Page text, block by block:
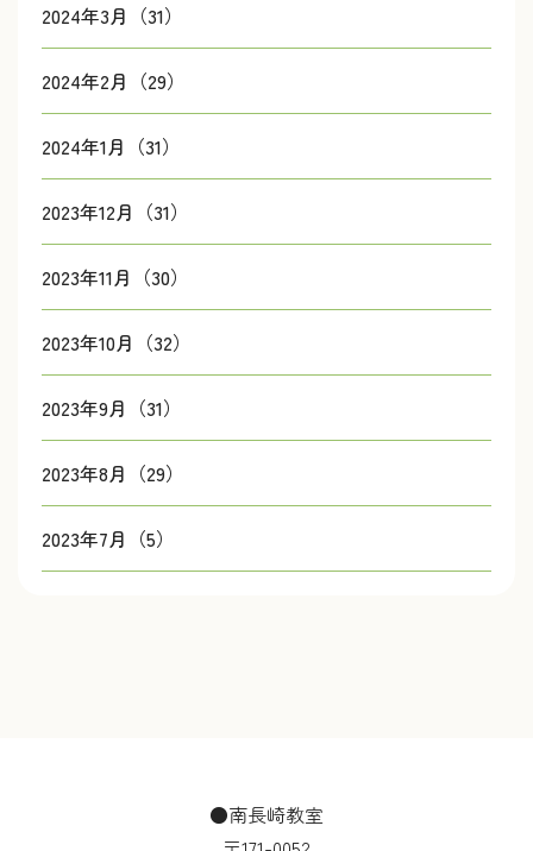
2024年3月（31）
2024年2月（29）
2024年1月（31）
2023年12月（31）
2023年11月（30）
2023年10月（32）
2023年9月（31）
2023年8月（29）
2023年7月（5）
●南長崎教室